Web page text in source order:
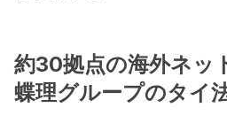
約30拠点の海外ネッ
蝶理グループのタイ